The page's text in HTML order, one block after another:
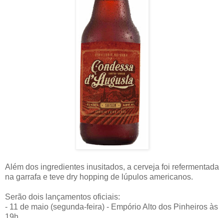
Além dos ingredientes inusitados, a cerveja foi refermentada
na garrafa e teve dry hopping de lúpulos americanos.
Serão dois lançamentos oficiais:
- 11 de maio (segunda-feira) - Empório Alto dos Pinheiros às